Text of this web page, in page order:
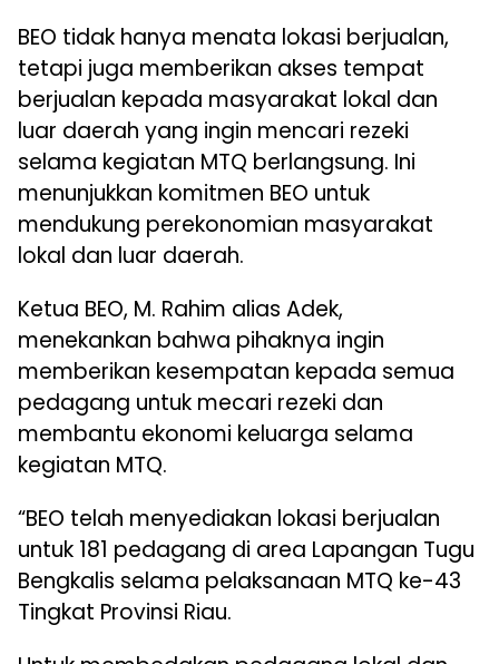
BEO tidak hanya menata lokasi berjualan,
tetapi juga memberikan akses tempat
berjualan kepada masyarakat lokal dan
luar daerah yang ingin mencari rezeki
selama kegiatan MTQ berlangsung. Ini
menunjukkan komitmen BEO untuk
mendukung perekonomian masyarakat
lokal dan luar daerah.
Ketua BEO, M. Rahim alias Adek,
menekankan bahwa pihaknya ingin
memberikan kesempatan kepada semua
pedagang untuk mecari rezeki dan
membantu ekonomi keluarga selama
kegiatan MTQ.
“BEO telah menyediakan lokasi berjualan
untuk 181 pedagang di area Lapangan Tugu
Bengkalis selama pelaksanaan MTQ ke-43
Tingkat Provinsi Riau.